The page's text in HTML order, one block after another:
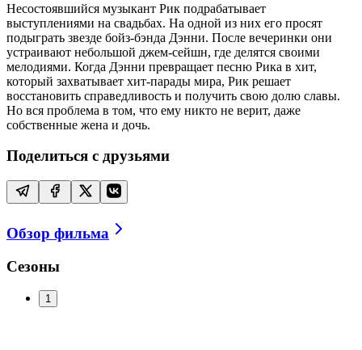
Несостоявшийся музыкант Рик подрабатывает
выступлениями на свадьбах. На одной из них его просят
подыграть звезде бойз-бэнда Дэнни. После вечеринки они
устраивают небольшой джем-сейшн, где делятся своими
мелодиями. Когда Дэнни превращает песню Рика в хит,
который захватывает хит-парады мира, Рик решает
восстановить справедливость и получить свою долю славы.
Но вся проблема в том, что ему никто не верит, даже
собственные жена и дочь.
Поделиться с друзьями
Обзор фильма
Сезоны
1